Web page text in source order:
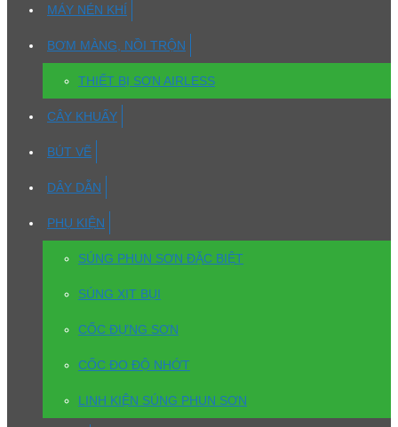
MÁY NÉN KHÍ
BƠM MÀNG, NỒI TRỘN
THIẾT BỊ SƠN AIRLESS
CÂY KHUẤY
BÚT VẼ
DÂY DẪN
PHỤ KIỆN
SÚNG PHUN SƠN ĐẶC BIỆT
SÚNG XỊT BỤI
CỐC ĐỰNG SƠN
CỐC ĐO ĐỘ NHỚT
LINH KIỆN SÚNG PHUN SƠN